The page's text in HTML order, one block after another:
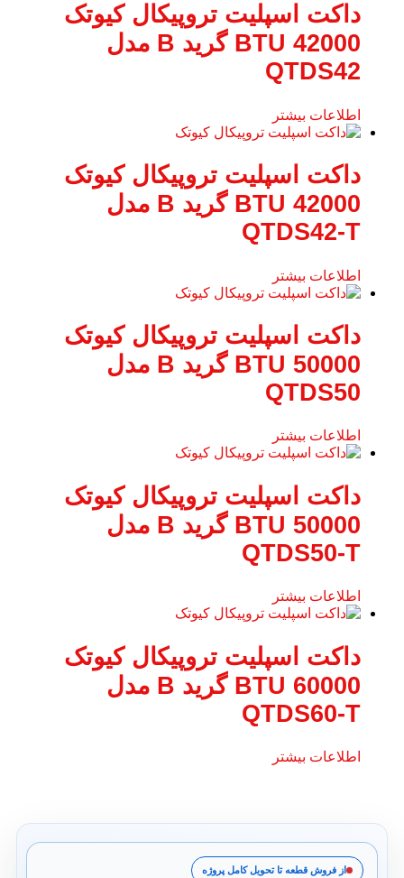
داکت اسپلیت تروپیکال کیوتک
42000 BTU گرید B مدل
QTDS42
اطلاعات بیشتر
داکت اسپلیت تروپیکال کیوتک
42000 BTU گرید B مدل
QTDS42-T
اطلاعات بیشتر
داکت اسپلیت تروپیکال کیوتک
50000 BTU گرید B مدل
QTDS50
اطلاعات بیشتر
داکت اسپلیت تروپیکال کیوتک
50000 BTU گرید B مدل
QTDS50-T
اطلاعات بیشتر
داکت اسپلیت تروپیکال کیوتک
60000 BTU گرید B مدل
QTDS60-T
اطلاعات بیشتر
از فروش قطعه تا تحویل کامل پروژه